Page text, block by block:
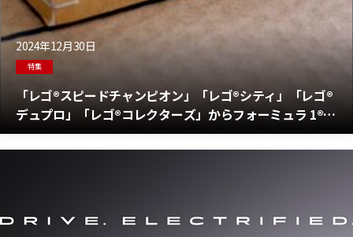
2024年12月30日
特集
「レゴ®スピードチャンピオン」「レゴ®シティ」「レゴ®
デュプロ」「レゴ®コレクターズ」からフォーミュラ 1®参
戦全10チームをテーマにした製品を発売2025年1月1日か
ら販売開始